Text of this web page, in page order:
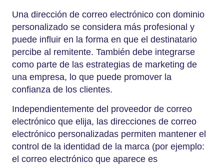
Una dirección de correo electrónico con dominio
personalizado se considera más profesional y
puede influir en la forma en que el destinatario
percibe al remitente. También debe integrarse
como parte de las estrategias de marketing de
una empresa, lo que puede promover la
confianza de los clientes.
Independientemente del proveedor de correo
electrónico que elija, las direcciones de correo
electrónico personalizadas permiten mantener el
control de la identidad de la marca (por ejemplo:
el correo electrónico que aparece es